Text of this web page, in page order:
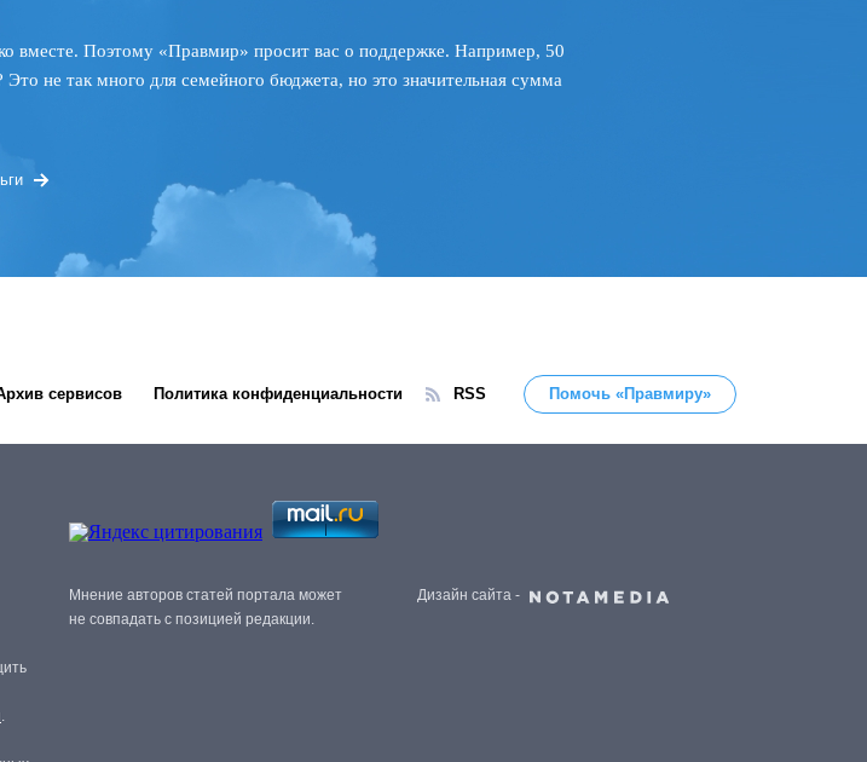
вместе. Поэтому «Правмир» просит вас о поддержке. Например, 50
не так много для семейного бюджета, но это значительная сумма
сервисов Политика конфиденциальности RSS Помочь «Правмиру»
.
Мнение авторов статей портала может
не совпадать с позицией редакции.
Дизайн сайта -